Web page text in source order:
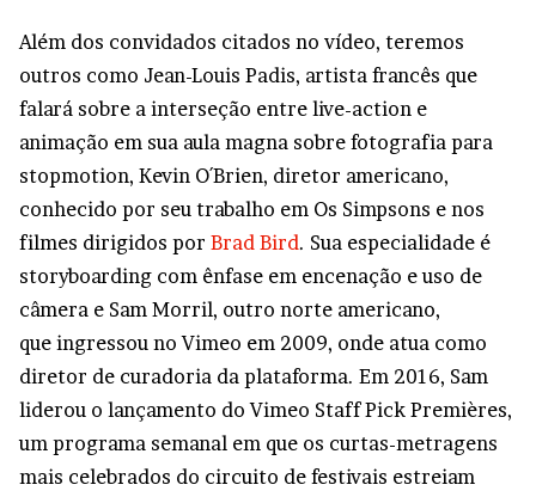
Além dos convidados citados no vídeo, teremos
outros como Jean-Louis Padis, artista francês que
falará sobre a interseção entre live-action e
animação em sua aula magna sobre fotografia para
stopmotion, Kevin O´Brien, diretor americano,
conhecido por seu trabalho em Os Simpsons e nos
filmes dirigidos por Brad Bird. Sua especialidade é
storyboarding com ênfase em encenação e uso de
câmera e Sam Morril, outro norte americano,
que ingressou no Vimeo em 2009, onde atua como
diretor de curadoria da plataforma. Em 2016, Sam
liderou o lançamento do Vimeo Staff Pick Premières,
um programa semanal em que os curtas-metragens
mais celebrados do circuito de festivais estreiam